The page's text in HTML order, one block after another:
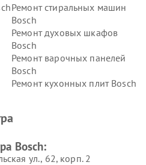
Ремонт стиральных машин
Bosch
Ремонт духовых шкафов
Bosch
Ремонт варочных панелей
Bosch
Ремонт кухонных плит Bosch
Ремонт морозильных камер
Bosch:
ул., 62, корп. 2